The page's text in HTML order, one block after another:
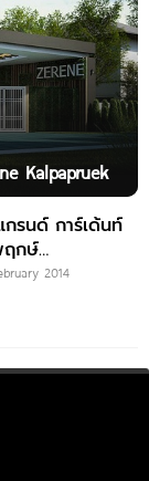
Kalpapruek
กรนด์ การ์เด้นท์
ฤกษ์
GRAND
2014